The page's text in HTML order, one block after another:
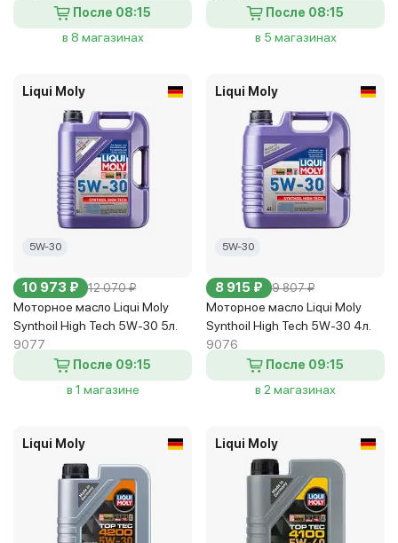
После 08:15
в 8 магазинах
После 08:15
в 5 магазинах
Liqui Moly
5W-30
10 973 ₽ 12 070 ₽
Моторное масло Liqui Moly
Synthoil High Tech 5W-30 5л.
9077
После 09:15
в 1 магазине
Liqui Moly
5W-30
8 915 ₽ 9 807 ₽
Моторное масло Liqui Moly
Synthoil High Tech 5W-30 4л.
9076
После 09:15
в 2 магазинах
Liqui Moly Liqui Moly